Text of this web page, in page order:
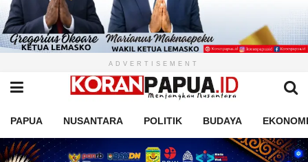
ADVERTISEMENT
PAPUA NUSANTARA POLITIK BUDAYA EKONOMI